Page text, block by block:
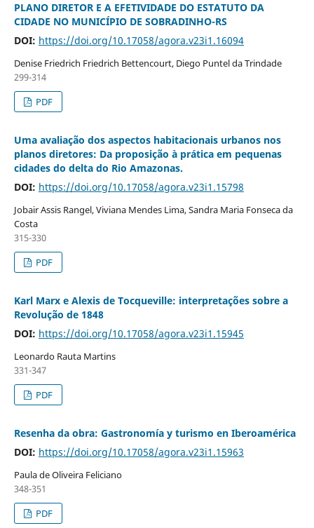
PLANO DIRETOR E A EFETIVIDADE DO ESTATUTO DA
CIDADE NO MUNICÍPIO DE SOBRADINHO-RS
DOI: https://doi.org/10.17058/agora.v23i1.16094
Denise Friedrich Friedrich Bettencourt, Diego Puntel da Trindade
299-314
PDF
Uma avaliação dos aspectos habitacionais urbanos nos
planos diretores: Da proposição à prática em pequenas
cidades do delta do Rio Amazonas.
DOI: https://doi.org/10.17058/agora.v23i1.15798
Jobair Assis Rangel, Viviana Mendes Lima, Sandra Maria Fonseca da
Costa
315-330
PDF
Karl Marx e Alexis de Tocqueville: interpretações sobre a
Revolução de 1848
DOI: https://doi.org/10.17058/agora.v23i1.15945
Leonardo Rauta Martins
331-347
PDF
Resenha da obra: Gastronomía y turismo en Iberoamérica
DOI: https://doi.org/10.17058/agora.v23i1.15963
Paula de Oliveira Feliciano
348-351
PDF